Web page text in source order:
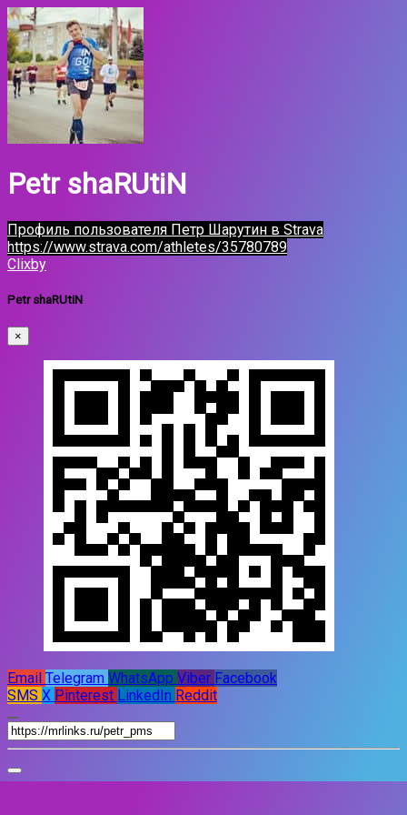
Petr shaRUtiN
Профиль пользователя Петр Шарутин в Strava
https://www.strava.com/athletes/35780789
Clixby
Petr shaRUtiN
×
Email Telegram WhatsApp Viber Facebook
SMS X Pinterest LinkedIn Reddit